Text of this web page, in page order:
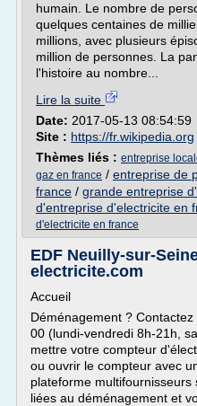
humain. Le nombre de
quelques centaines de
millions, avec plusieurs
million de personnes. La
l'histoire au nombre...
Lire la suite
Date: 2017-05-13 08:54:59
Site : https://fr.wikipedia.org
Thèmes liés : entreprise
gaz en france / entreprise de
france / grande entreprise
d'entreprise d'electricite en
d'electricite en france
EDF Neuilly-sur-
electricite.com
Accueil
Déménagement ?
00 (lundi-vendredi 8h-21h,
mettre votre compteur
ou ouvrir le compteur avec
plateforme
liées au déménagement et